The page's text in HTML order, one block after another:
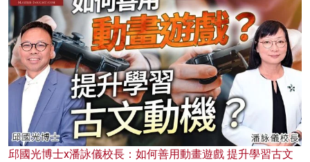
邱國光博士x潘詠儀校長：如何善用動畫遊戲 提升學習古文